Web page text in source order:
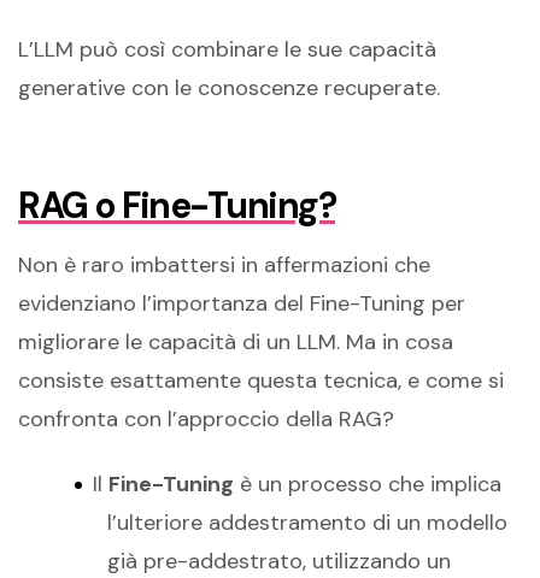
L’LLM può così combinare le sue capacità
generative con le conoscenze recuperate.
RAG o Fine-Tuning?
Non è raro imbattersi in affermazioni che
evidenziano l’importanza del Fine-Tuning per
migliorare le capacità di un LLM. Ma in cosa
consiste esattamente questa tecnica, e come si
confronta con l’approccio della RAG?
Il Fine-Tuning è un processo che implica
l’ulteriore addestramento di un modello
già pre-addestrato, utilizzando un